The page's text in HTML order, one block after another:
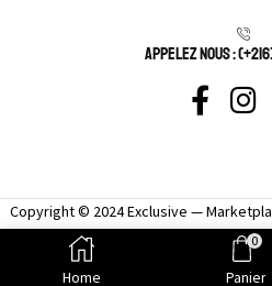
APPELEZ NOUS :
Copyright © 2024 Exclusive —
vêtement
Home
0
Panier